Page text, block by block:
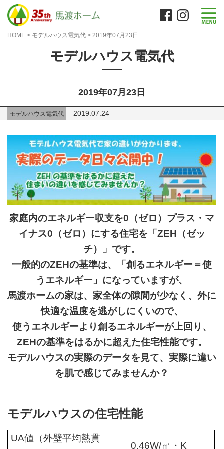
HOME > モデルハウス電気代 > 2019年07月23日
モデルハウス電気代
2019年07月23日
モデルハウス電気代 2019.07.24
家庭内のエネルギー収支を0（ゼロ）プラス・マ
イナス0（ゼロ）にする住宅を「ZEH（ゼッ
チ）」です。
一般的のZEHの基準は、「創るエネルギー＝使
うエネルギー」になっていますが、
馬渡ホームの家は、家全体の隙間が少なく、外に
快適な温度を逃がしにくいので、
使うエネルギーより創るエネルギーが上回り、
ZEHの基準をはるかに超えた住宅性能です。
モデルハウスの実際のデータを見て、実際に違い
を肌で感じてみませんか？
モデルハウスの住宅性能
UA値（外壁平均熱貫
0.46W/㎡・K